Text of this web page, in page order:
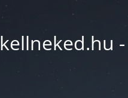
kellneked.hu